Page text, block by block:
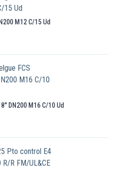
M12 C/15 Ud
DN200 M16 C/10 Ud